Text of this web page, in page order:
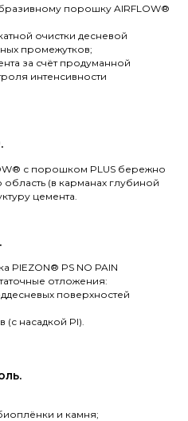
порошку AIRFLOW®
очистки десневой
промежутков;
за счёт продуманной
интенсивности
с порошком PLUS бережно
(в карманах глубиной
цемента.
PIEZON® PS NO PAIN
отложения:
поверхностей
(с насадкой PI).
и камня;